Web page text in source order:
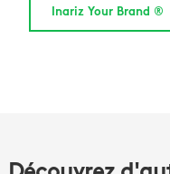
Inariz Your Brand ®